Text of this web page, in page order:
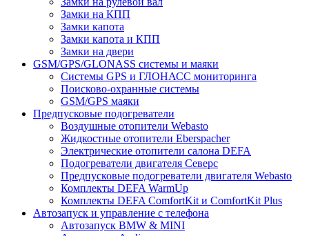
Замки на КПП
Замки капота
Замки капота и КПП
Замки на двери
GSM/GPS/GLONASS системы и маяки
Системы GPS и ГЛОНАСС мониторинга
Поисково-охранные системы
GSM/GPS маяки
Предпусковые подогреватели
Воздушные отопители Webasto
Жидкостные отопители Eberspacher
Электрические отопители салона DEFA
Подогреватели двигателя Северс
Предпусковые подогреватели двигателя Webasto
Комплекты DEFA WarmUp
Комплекты DEFA ComfortKit и ComfortKit Plus
Автозапуск и управление с телефона
Автозапуск BMW & MINI